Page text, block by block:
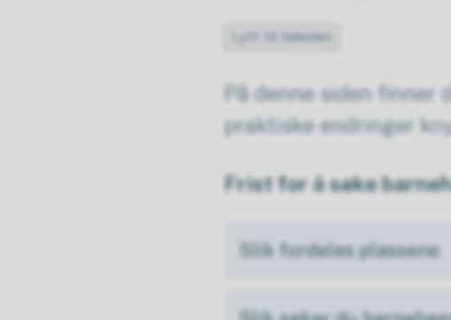
Lytt til teksten
På denne siden finner
praktiske endringer
Frist for å søke
Slik fordeles plassene